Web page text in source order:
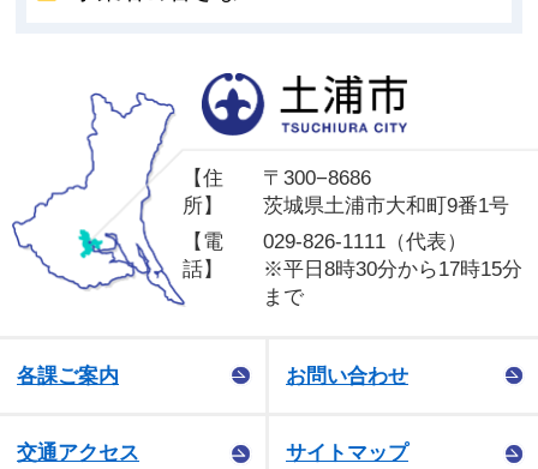
【住
所】
〒300−8686
茨城県土浦市大和町9番1号
【電
話】
029-826-1111（代表）
※平日8時30分から17時15分
まで
各課ご案内 お問い合わせ
交通アクセス サイトマップ